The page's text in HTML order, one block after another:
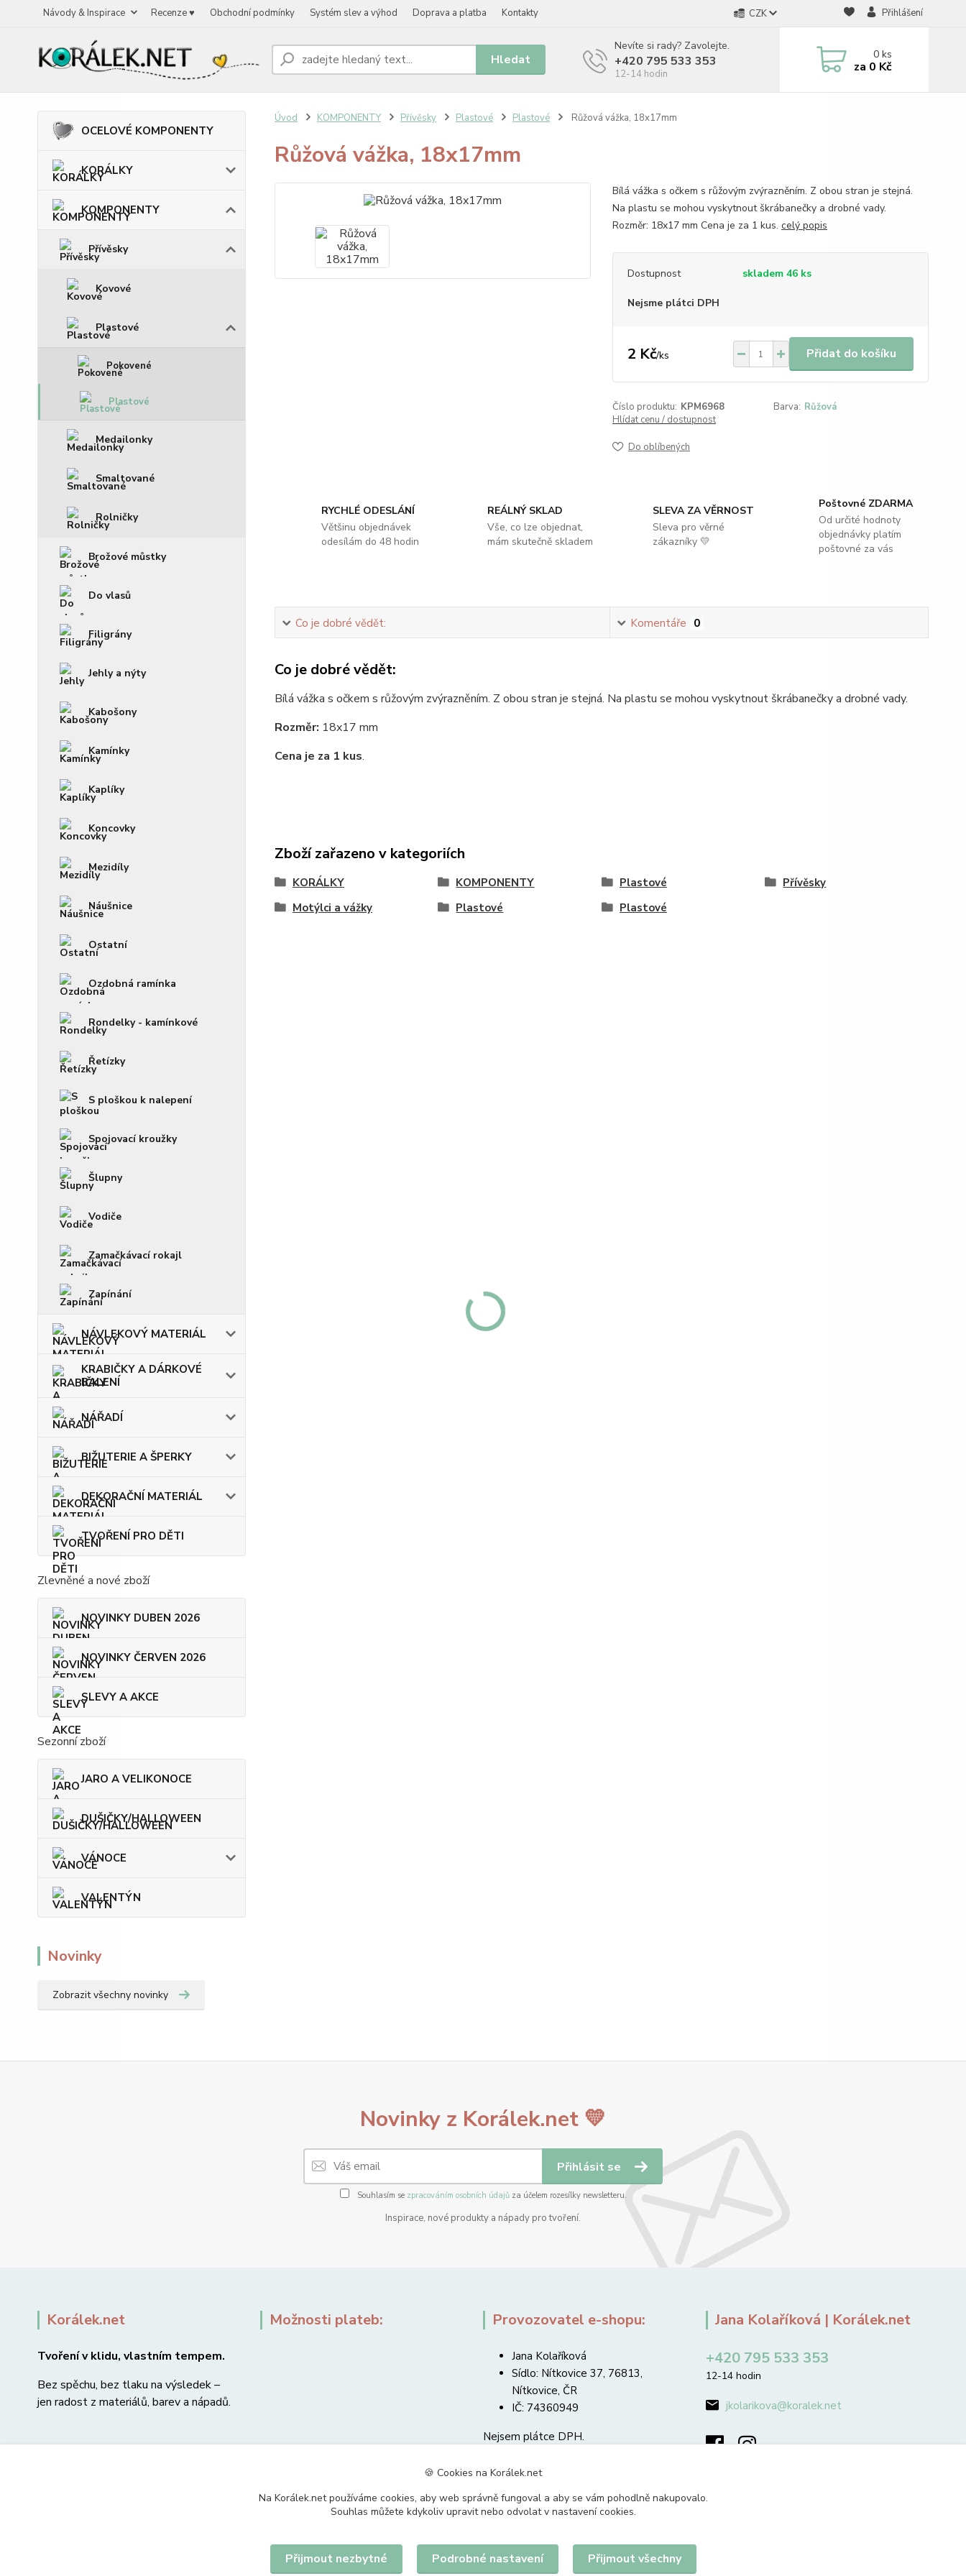
Návody & Inspirace Recenze ♥ Obchodní podmínky Systém slev a výhod Doprava a platba Kontakty CZK Přihlášení
Hledat
Nevíte si rady? Zavolejte.
+420 795 533 353
12-14 hodin
0ks
za 0 Kč
OCELOVÉ KOMPONENTY
KORÁLKY
KOMPONENTY
Přívěsky
Kovové
Plastové
Pokovené
Plastové
Medailonky
Smaltované
Rolničky
Brožové můstky
Do vlasů
Filigrány
Jehly a nýty
Kabošony
Kamínky
Kaplíky
Koncovky
Mezidíly
Náušnice
Ostatní
Ozdobná ramínka
Rondelky - kamínkové
Řetízky
S ploškou k nalepení
Spojovací kroužky
Šlupny
Vodiče
Zamačkávací rokajl
Zapínání
NÁVLEKOVÝ MATERIÁL
KRABIČKY A DÁRKOVÉ
BALENÍ
NÁŘADÍ
BIŽUTERIE A ŠPERKY
DEKORAČNÍ MATERIÁL
TVOŘENÍ PRO DĚTI
Zlevněné a nové zboží
NOVINKY DUBEN 2026
NOVINKY ČERVEN 2026
SLEVY A AKCE
Sezonní zboží
JARO A VELIKONOCE
DUŠIČKY/HALLOWEEN
VÁNOCE
VALENTÝN
Novinky
Zobrazit všechny novinky
Úvod KOMPONENTY Přívěsky Plastové Plastové Růžová vážka, 18x17mm
Růžová vážka, 18x17mm
Bílá vážka s očkem s růžovým zvýrazněním. Z obou stran je stejná.
Na plastu se mohou vyskytnout škrábanečky a drobné vady.
Rozměr: 18x17 mm Cena je za 1 kus. celý popis
Dostupnost skladem 46 ks
Nejsme plátci DPH
2 Kč/ks Přidat do košíku
Číslo produktu: KPM6968 Barva: Růžová
Hlídat cenu / dostupnost
Do oblíbených
RYCHLÉ ODESLÁNÍ
Většinu objednávek
odesílám do 48 hodin
REÁLNÝ SKLAD
Vše, co lze objednat,
mám skutečně skladem
SLEVA ZA VĚRNOST
Sleva pro věrné
zákazníky 💛
Poštovné ZDARMA
Od určité hodnoty
objednávky platím
poštovné za vás
Co je dobré vědět: Komentáře 0
Co je dobré vědět:
Bílá vážka s očkem s růžovým zvýrazněním. Z obou stran je stejná. Na plastu se mohou vyskytnout škrábanečky a drobné vady.
Rozměr: 18x17 mm
Cena je za 1 kus.
Zboží zařazeno v kategoriích
KORÁLKY KOMPONENTY Plastové
Přívěsky
Motýlci a vážky
Plastové Plastové
Novinky z Korálek.net 💛
Přihlásit se
Souhlasím se zpracováním osobních údajůza účelem rozesílky newsletteru.
Inspirace, nové produkty a nápady pro tvoření.
Korálek.net
Tvoření v klidu, vlastním tempem.
Bez spěchu, bez tlaku na výsledek –
jen radost z materiálů, barev a nápadů.
Možnosti plateb: Provozovatel e-shopu:
Jana Kolaříková
Sídlo: Nítkovice 37, 76813,
Nítkovice, ČR
IČ: 74360949
Nejsem plátce DPH.
Jana Kolaříková | Korálek.net
+420 795 533 353
12-14 hodin
jkolarikova@koralek.net
🍪 Cookies na Korálek.net
Na Korálek.net používáme cookies, aby web správně fungoval a aby se vám pohodlně nakupovalo.
Souhlas můžete kdykoliv upravit nebo odvolat v nastavení cookies.
Přijmout nezbytné Podrobné nastavení Přijmout všechny